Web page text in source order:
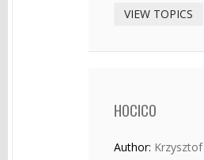
VIEW TOPICS
HOCICO
Author: